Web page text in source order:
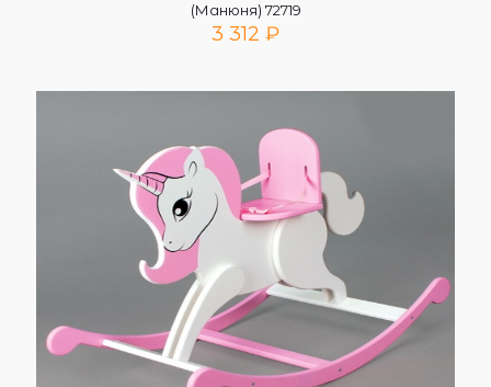
(Манюня) 72719
3 312 ₽